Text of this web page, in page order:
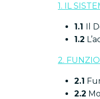
1. IL
1.1 Il
1.2
2.
2.1
2.2